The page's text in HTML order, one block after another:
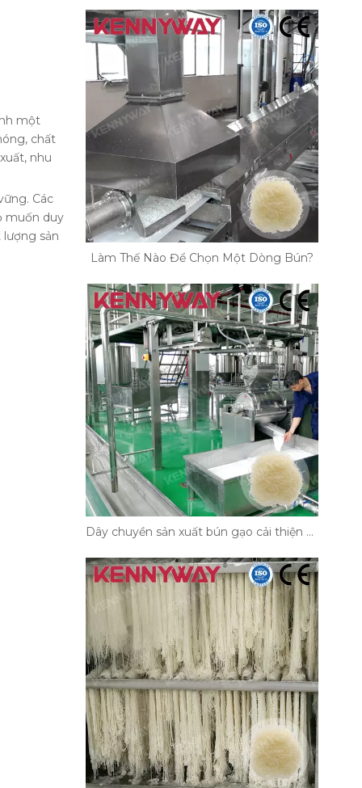
một
chất
nhu
Các
muốn duy
sản
Làm Thế Nào Để Chọn Một Dòng Bún?
Dây chuyền sản xuất bún gạo cải thiện kết cấu và thời hạn sử dụng của mì như thế nào